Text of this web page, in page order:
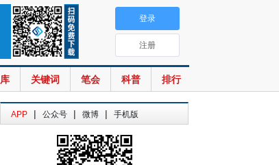
关键词 笔会 科普 排行
登录
注册
APP | 公众号 | 微博 | 手机版